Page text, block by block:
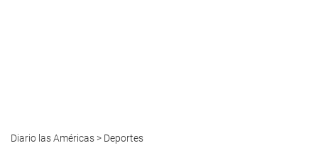
Diario las Américas> Deportes